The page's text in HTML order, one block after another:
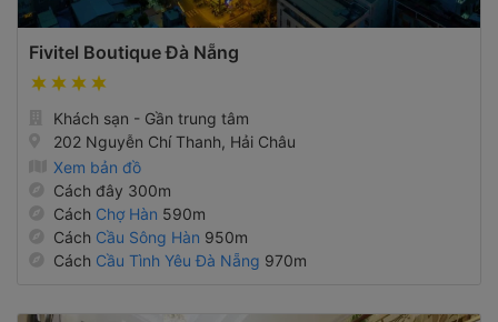
202 Nguyễn Chí Thanh, Hải Châu
Xem bản đồ
Cách đây 300m
Cách Chợ Hàn590m
Cách Cầu Sông Hàn950m
Cách Cầu Tình Yêu Đà Nẵng